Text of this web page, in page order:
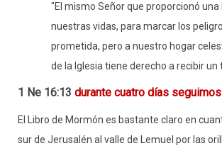
"El mismo Señor que proporcionó
nuestras vidas, para marcar los
prometida, pero a nuestro hogar
de la Iglesia tiene derecho a recibir
1 Ne 16:13 durante cuatro días
El Libro de Mormón es bastante claro en
sur de Jerusalén al valle de Lemuel por las